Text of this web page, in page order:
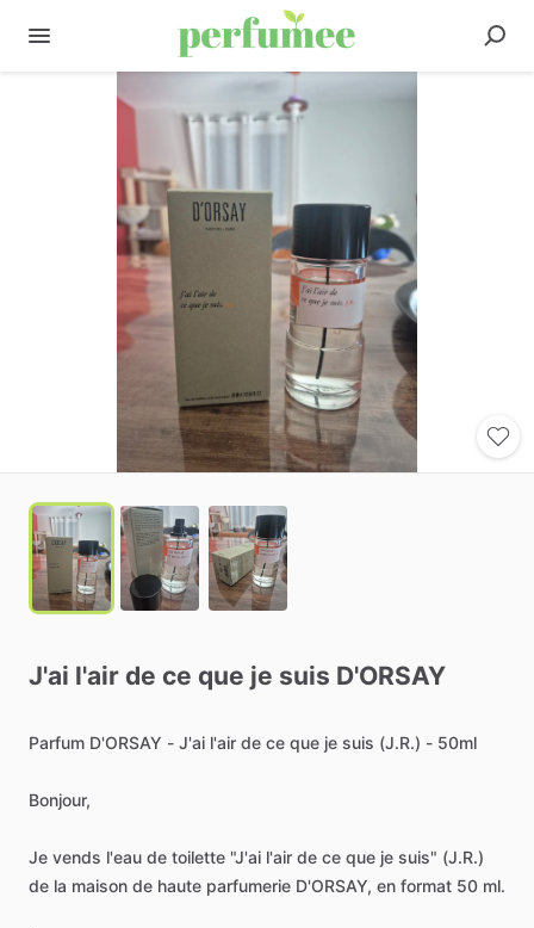
J'ai l'air de ce que je suis D'ORSAY
Parfum D'ORSAY - J'ai l'air de ce que je suis (J.R.) - 50ml
Bonjour,
​Je vends l'eau de toilette "J'ai l'air de ce que je suis" (J.R.)
de la maison de haute parfumerie D'ORSAY, en format 50 ml.